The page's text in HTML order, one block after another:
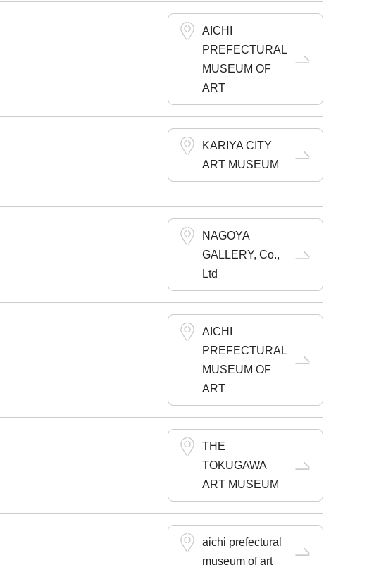
AICHI
PREFECTURAL
MUSEUM OF
ART
KARIYA CITY
ART MUSEUM
NAGOYA
GALLERY, Co.,
Ltd
AICHI
PREFECTURAL
MUSEUM OF
ART
THE
TOKUGAWA
ART MUSEUM
aichi prefectural
museum of art